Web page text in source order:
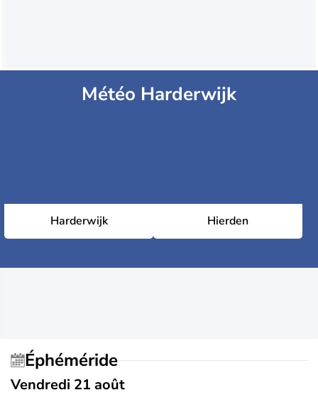
Météo Harderwijk
Harderwijk Hierden
Éphéméride
Vendredi 21 août